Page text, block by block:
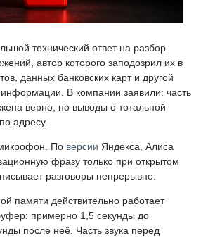
технический ответ на разбор
автор которого заподозрил их в
данных банковских карт и другой
В компании заявили: часть
верно, но выводы о тотальной
адресу.
По версии Яндекса, Алиса
фразу только при открытом
разговоры непрерывно.
памяти действительно работает
примерно 1,5 секунды до
после неё. Часть звука перед